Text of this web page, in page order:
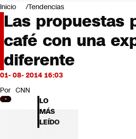
Negocios
Deportes
Programas completos
Cultura
Servicios
Bits
CNN tiempo
Futuro 360
Opinión
Inicio Tendencias
Las propuestas
café con una
diferente
01- 08- 2014 16:03
Por CNN
LO
MÁS
LEÍDO